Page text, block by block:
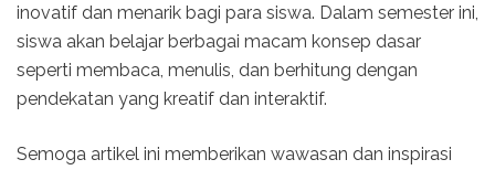
inovatif dan menarik bagi para siswa. Dalam semester ini,
siswa akan belajar berbagai macam konsep dasar
seperti membaca, menulis, dan berhitung dengan
pendekatan yang kreatif dan interaktif.
Semoga artikel ini memberikan wawasan dan inspirasi